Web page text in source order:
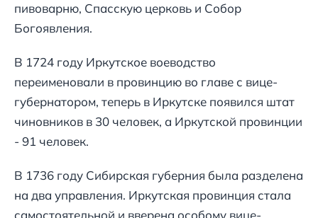
пивоварню, Спасскую церковь и Собор
Богоявления.
В 1724 году Иркутское воеводство
переименовали в провинцию во главе с вице-
губернатором, теперь в Иркутске появился штат
чиновников в 30 человек, а Иркутской провинции
- 91 человек.
В 1736 году Сибирская губерния была разделена
на два управления. Иркутская провинция стала